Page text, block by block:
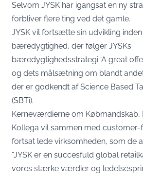
Selvom JYSK har igangsat en ny
forbliver flere ting ved det gamle.
JYSK vil fortsætte sin udvikling
bæredygtighed, der følger JYSKs
bæredygtighedsstrategi ‘A great
og dets målsætning om blandt
der er godkendt af Science Based
(SBTi).
Kerneværdierne om Købmandskab,
Kollega vil sammen med
fortsat lede virksomheden, som de
“JYSK er en succesfuld global
vores stærke værdier og